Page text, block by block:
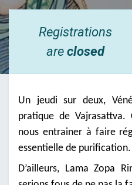
Registrations
areclosed
Un jeudi sur deux,
pratique de Vajrasattva.
nous entrainer à faire
essentielle de purification.
D’ailleurs, Lama Zopa